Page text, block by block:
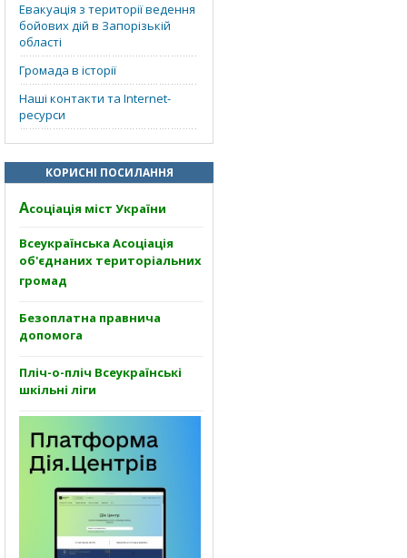
Евакуація з території ведення
бойових дій в Запорізькій
області
Громада в історії
Наші контакти та Internet-
ресурси
КОРИСНІ ПОСИЛАННЯ
Асоціація міст України
Всеукраїнська Асоціація
об'єднаних територіальних
громад
Безоплатна правнича
допомога
Пліч-о-пліч Всеукраїнські
шкільні ліги